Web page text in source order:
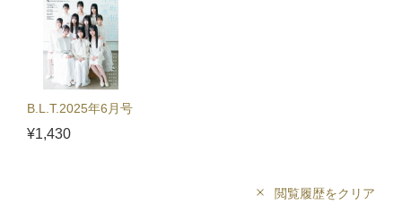
B.L.T.2025年6月号
¥1,430
閲覧履歴をクリア